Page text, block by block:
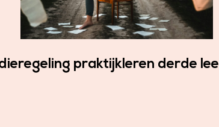
praktijkleren derde